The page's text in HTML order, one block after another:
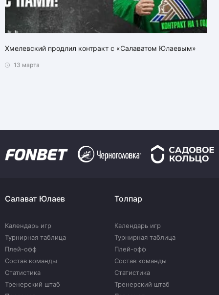
Хмелевский продлил контракт с «Салаватом Юлаевым»
13 марта
Салават Юлаев
Календарь игр
Турнирная таблица
Плей-офф
Состав команды
Статистика
Тренерский штаб
Толпар
Календарь игр
Турнирная таблица
Плей-офф
Состав команды
Статистика
Тренерский штаб